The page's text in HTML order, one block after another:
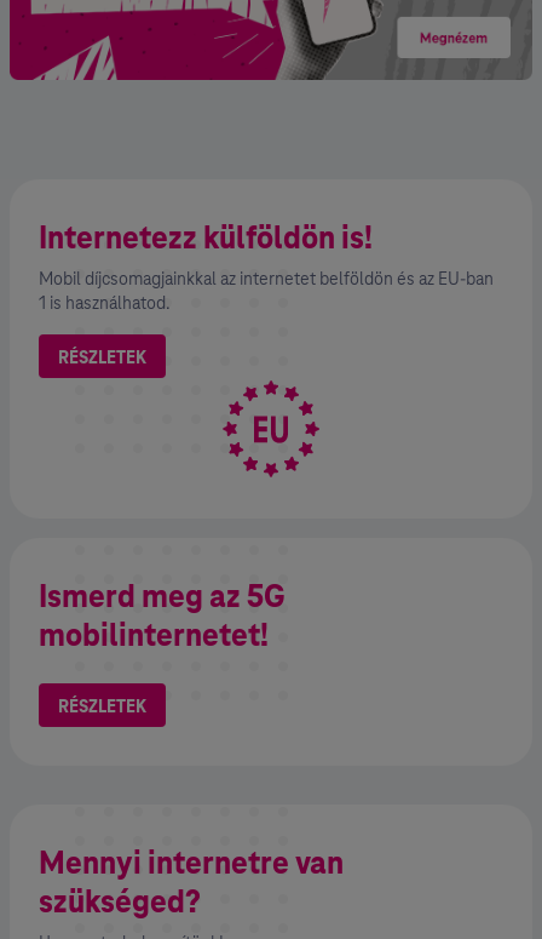
Internetezz külföldön is!
Mobil díjcsomagjainkkal az internetet belföldön és az EU-ban
1 is használhatod.
RÉSZLETEK
Ismerd meg az 5G
mobilinternetet!
RÉSZLETEK
Mennyi internetre van
szükséged?